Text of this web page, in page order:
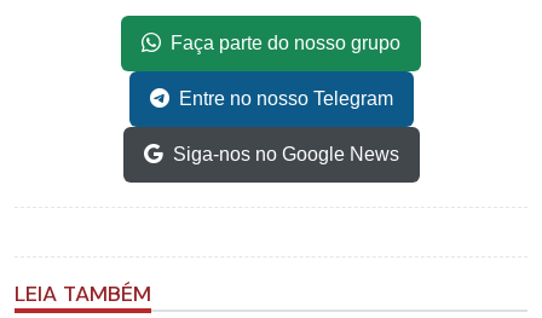
Faça parte do nosso grupo
Entre no nosso Telegram
Siga-nos no Google News
LEIA TAMBÉM